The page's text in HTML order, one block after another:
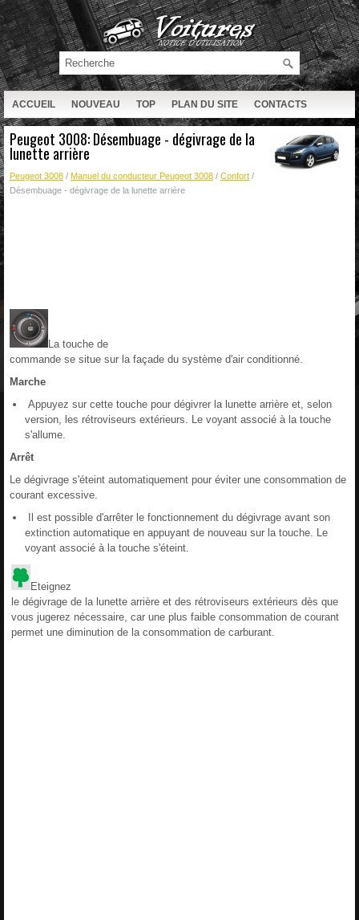
ACCUEIL NOUVEAU TOP PLAN DU SITE CONTACTS
RECHERCHE
Peugeot 3008: Désembuage - dégivrage de la
lunette arrière
Peugeot 3008 / Manuel du conducteur Peugeot 3008 / Confort /
Désembuage - dégivrage de la lunette arrière
La touche de
commande se situe sur la façade du système d'air conditionné.
Marche
Appuyez sur cette touche pour dégivrer la lunette arrière et, selon
version, les rétroviseurs extérieurs. Le voyant associé à la touche
s'allume.
Arrêt
Le dégivrage s'éteint automatiquement pour éviter une consommation de
courant excessive.
Il est possible d'arrêter le fonctionnement du dégivrage avant son
extinction automatique en appuyant de nouveau sur la touche. Le
voyant associé à la touche s'éteint.
Eteignez
le dégivrage de la lunette arrière et des rétroviseurs extérieurs dès que
vous jugerez nécessaire, car une plus faible consommation de courant
permet une diminution de la consommation de carburant.